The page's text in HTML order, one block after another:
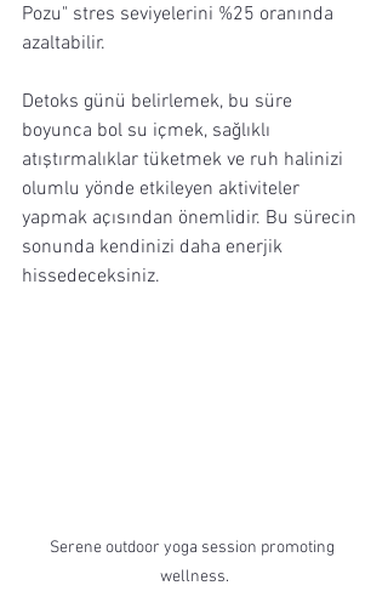
Pozu" stres seviyelerini %25 oranında
azaltabilir.
Detoks günü belirlemek, bu süre
boyunca bol su içmek, sağlıklı
atıştırmalıklar tüketmek ve ruh halinizi
olumlu yönde etkileyen aktiviteler
yapmak açısından önemlidir. Bu sürecin
sonunda kendinizi daha enerjik
hissedeceksiniz.
Serene outdoor yoga session promoting
wellness.